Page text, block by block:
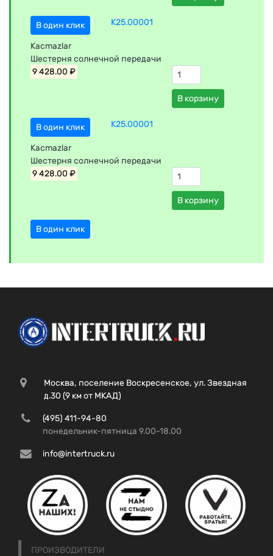
В один клик K25.00001
Kacmazlar
Шестерня солнечной передачи
9 428.00 ₽
В корзину
В один клик K25.00001
Kacmazlar
Шестерня солнечной передачи
9 428.00 ₽
В корзину
В один клик
Москва, поселение Воскресенское, ул. Звездная
д.30 (9 км от МКАД)
(495) 411-94-80
понедельник-пятница 9.00-18.00
info@intertruck.ru
ПРОИЗВОДИТЕЛИ